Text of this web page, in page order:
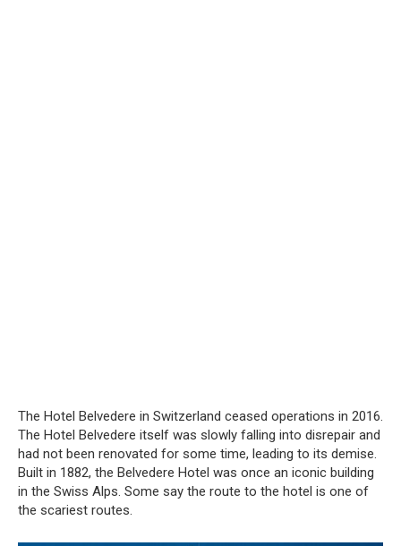
The Hotel Belvedere in Switzerland ceased operations in 2016.
The Hotel Belvedere itself was slowly falling into disrepair and
had not been renovated for some time, leading to its demise.
Built in 1882, the Belvedere Hotel was once an iconic building
in the Swiss Alps. Some say the route to the hotel is one of
the scariest routes.